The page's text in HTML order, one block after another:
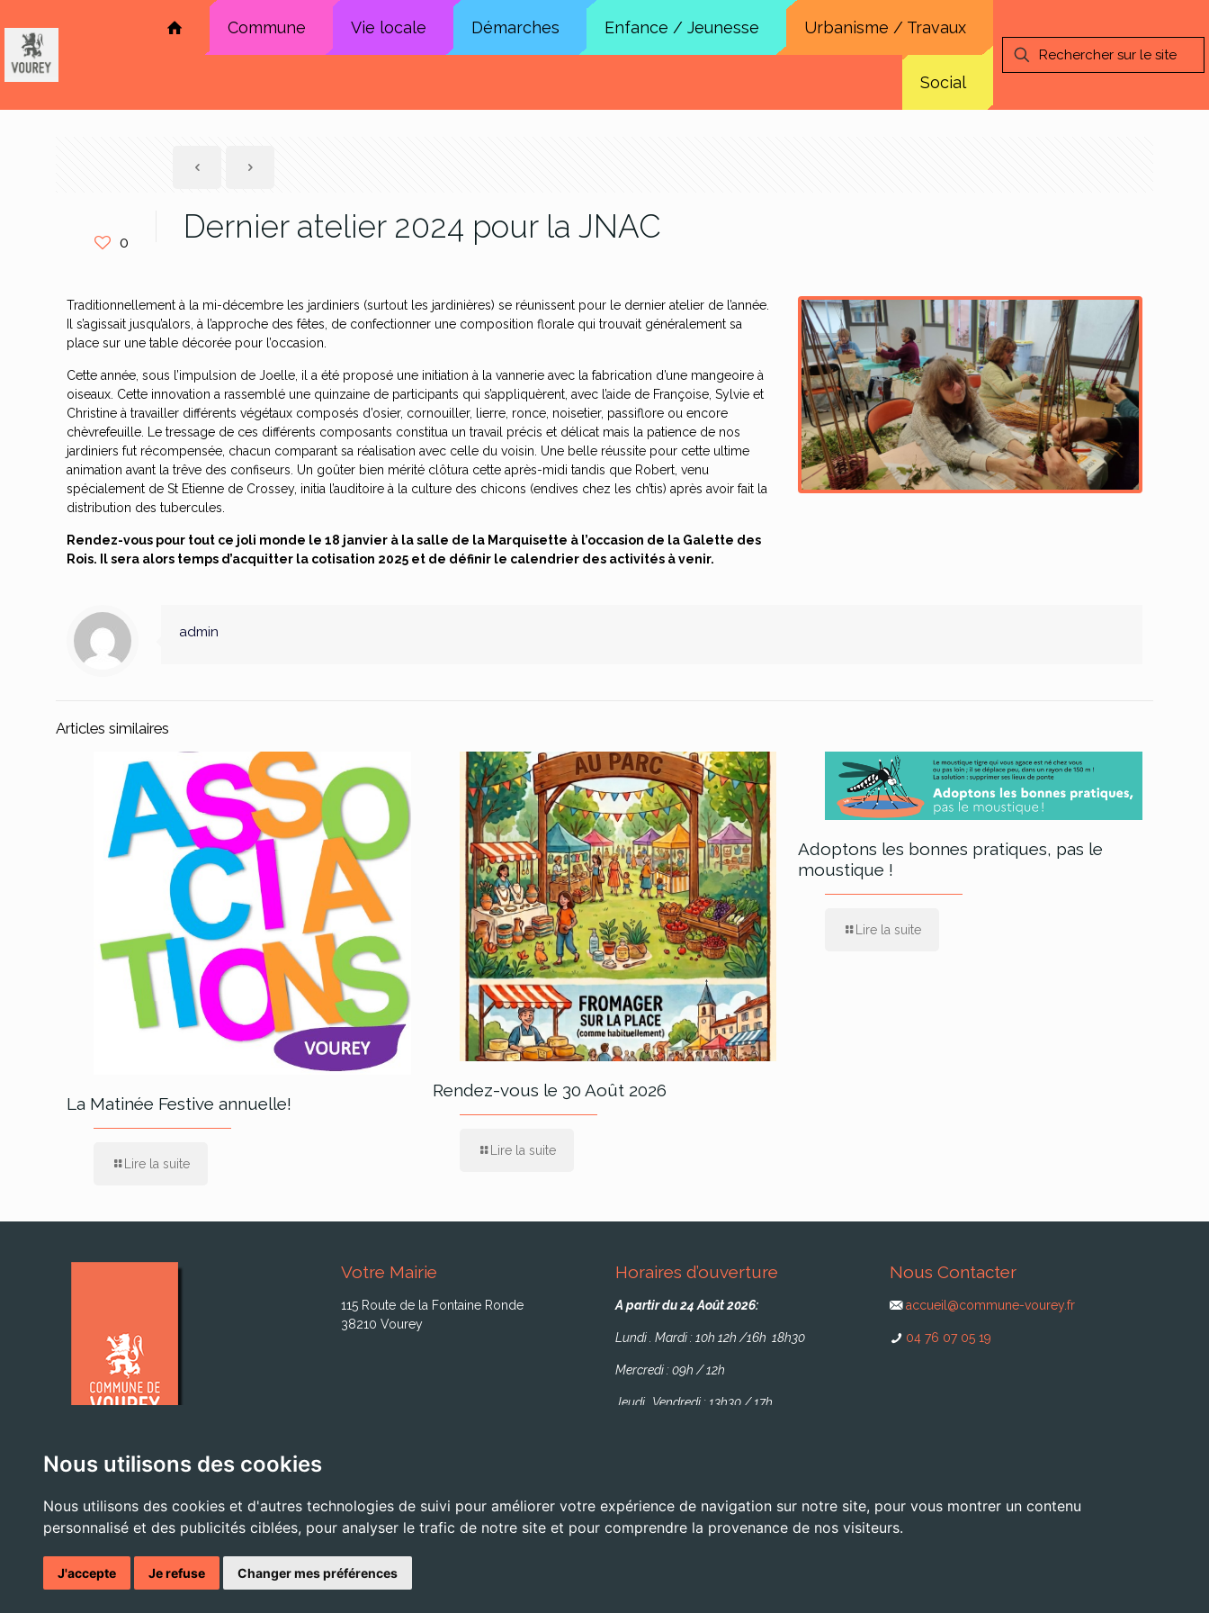
Nous utilisons des cookies
Nous utilisons des cookies et d'autres technologies de suivi pour améliorer votre expérience de navigation sur notre site, pour vous montrer un contenu
personnalisé et des publicités ciblées, pour analyser le trafic de notre site et pour comprendre la provenance de nos visiteurs.
J'accepte Je refuse Changer mes préférences
Commune Vie locale Démarches Enfance / Jeunesse Urbanisme / Travaux
Social
0 Dernier atelier 2024 pour la JNAC
Traditionnellement à la mi-décembre les jardiniers (surtout les jardinières) se réunissent pour le dernier atelier de l’année.
Il s’agissait jusqu’alors, à l’approche des fêtes, de confectionner une composition florale qui trouvait généralement sa
place sur une table décorée pour l’occasion.
Cette année, sous l’impulsion de Joelle, il a été proposé une initiation à la vannerie avec la fabrication d’une mangeoire à
oiseaux. Cette innovation a rassemblé une quinzaine de participants qui s’appliquèrent, avec l’aide de Françoise, Sylvie et
Christine à travailler différents végétaux composés d’osier, cornouiller, lierre, ronce, noisetier, passiflore ou encore
chèvrefeuille. Le tressage de ces différents composants constitua un travail précis et délicat mais la patience de nos
jardiniers fut récompensée, chacun comparant sa réalisation avec celle du voisin. Une belle réussite pour cette ultime
animation avant la trêve des confiseurs. Un goûter bien mérité clôtura cette après-midi tandis que Robert, venu
spécialement de St Etienne de Crossey, initia l’auditoire à la culture des chicons (endives chez les ch’tis) après avoir fait la
distribution des tubercules.
Rendez-vous pour tout ce joli monde le 18 janvier à la salle de la Marquisette à l’occasion de la Galette des
Rois. Il sera alors temps d’acquitter la cotisation 2025 et de définir le calendrier des activités à venir.
admin
Articles similaires
La Matinée Festive annuelle!
Lire la suite
Rendez-vous le 30 Août 2026
Lire la suite
Adoptons les bonnes pratiques, pas le
moustique !
Lire la suite
Votre Mairie
115 Route de la Fontaine Ronde
38210 Vourey
Horaires d’ouverture
A partir du 24 Août 2026:
Lundi . Mardi : 10h 12h /16h 18h30
Mercredi : 09h / 12h
Jeudi . Vendredi : 13h30 / 17h
Nous Contacter
accueil@commune-vourey.fr
04 76 07 05 19
© 2026 - Tous droits réservés -